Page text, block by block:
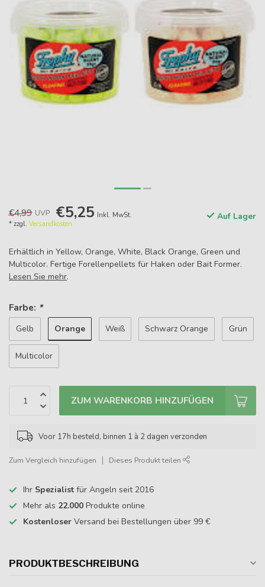
€4,99 UVP €5,25 Inkl. MwSt.
* zzgl. Versandkosten
Auf Lager
Erhältlich in Yellow, Orange, White, Black Orange, Green und
Multicolor. Fertige Forellenpellets für Haken oder Bait Former.
Lesen Sie mehr.
Farbe: *
Gelb Orange Weiß Schwarz Orange Grün
Multicolor
ZUM WARENKORB HINZUFÜGEN
Voor 17h besteld, binnen 1 à 2 dagen verzonden
Zum Vergleich hinzufügen Dieses Produkt teilen
Ihr Spezialist für Angeln seit 2016
Mehr als 22.000 Produkte online
Kostenloser Versand bei Bestellungen über 99 €
PRODUKTBESCHREIBUNG